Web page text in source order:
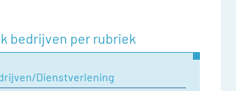
bedrijven per rubriek
Dienstverlening